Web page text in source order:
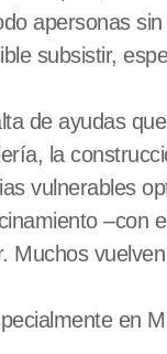
apersonas
subsistir,
de ayudas
la
vulnerables
–con
en